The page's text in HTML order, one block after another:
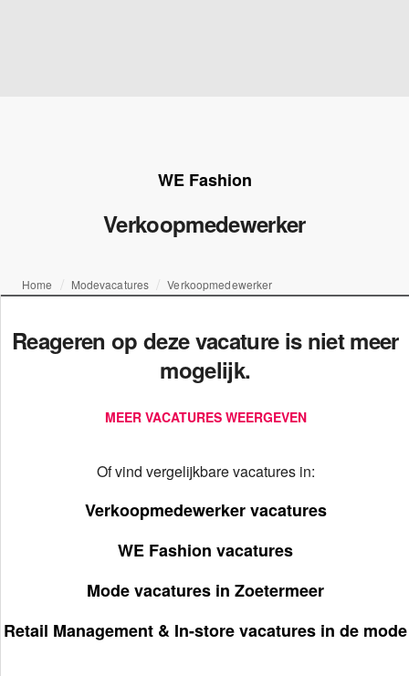
WE Fashion
Verkoopmedewerker
Home Modevacatures Verkoopmedewerker
Reageren op deze vacature is niet meer
mogelijk.
MEER VACATURES WEERGEVEN
Of vind vergelijkbare vacatures in:
Verkoopmedewerker vacatures
WE Fashion vacatures
Mode vacatures in Zoetermeer
Retail Management & In-store vacatures in de mode